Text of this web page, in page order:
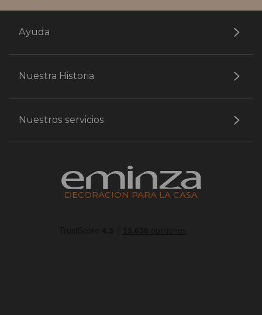
Ayuda
Nuestra Historia
Nuestros servicios
DECORACIÓN PARA LA CASA